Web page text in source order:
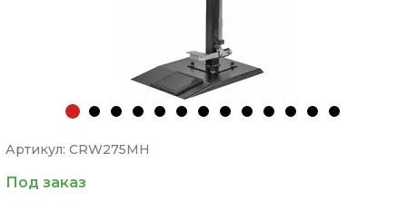
Артикул: CRW275MH
Под заказ